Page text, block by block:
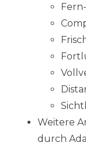
Weitere
durch